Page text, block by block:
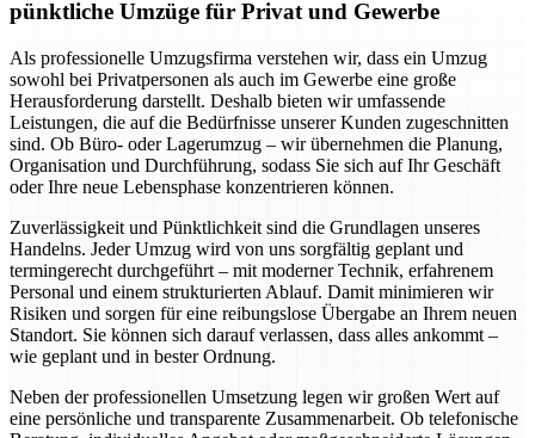
pünktliche Umzüge für Privat und Gewerbe
Als professionelle Umzugsfirma verstehen wir, dass ein Umzug
sowohl bei Privatpersonen als auch im Gewerbe eine große
Herausforderung darstellt. Deshalb bieten wir umfassende
Leistungen, die auf die Bedürfnisse unserer Kunden zugeschnitten
sind. Ob Büro- oder Lagerumzug – wir übernehmen die Planung,
Organisation und Durchführung, sodass Sie sich auf Ihr Geschäft
oder Ihre neue Lebensphase konzentrieren können.
Zuverlässigkeit und Pünktlichkeit sind die Grundlagen unseres
Handelns. Jeder Umzug wird von uns sorgfältig geplant und
termingerecht durchgeführt – mit moderner Technik, erfahrenem
Personal und einem strukturierten Ablauf. Damit minimieren wir
Risiken und sorgen für eine reibungslose Übergabe an Ihrem neuen
Standort. Sie können sich darauf verlassen, dass alles ankommt –
wie geplant und in bester Ordnung.
Neben der professionellen Umsetzung legen wir großen Wert auf
eine persönliche und transparente Zusammenarbeit. Ob telefonische